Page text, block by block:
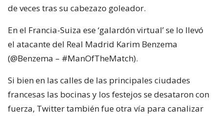
de veces tras su cabezazo goleador.
En el Francia-Suiza ese ‘galardón virtual’ se lo llevó
el atacante del Real Madrid Karim Benzema
(@Benzema – #ManOfTheMatch).
Si bien en las calles de las principales ciudades
francesas las bocinas y los festejos se desataron con
fuerza, Twitter también fue otra vía para canalizar